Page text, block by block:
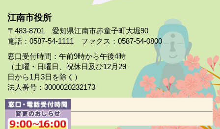
江南市役所
〒483-8701 愛知県江南市赤童子町大堀90
電話：0587-54-1111 ファクス：0587-54-0800
窓口受付時間：午前9時から午後4時
（土曜・日曜日、祝休日及び12月29
日から1月3日を除く）
法人番号：3000020232173
市役所案内
日曜市役所